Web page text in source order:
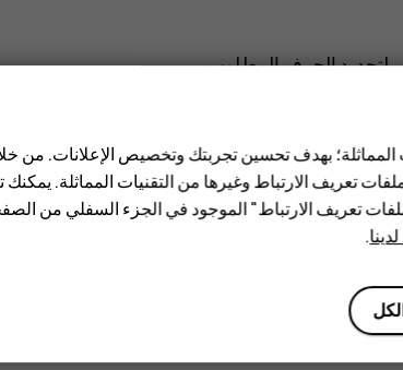
لتحديد الحرف المطلوب.
>خيارات الإدراج>إدراج رمز.
بشكلٍ متكرر.
المماثلة؛ بهدف تحسين تجربتك وتخصيص الإعلانات. من
تعريف الارتباط وغيرها من التقنيات المماثلة. يمكنك
تعريف الارتباط" الموجود في الجزء السفلي من
.